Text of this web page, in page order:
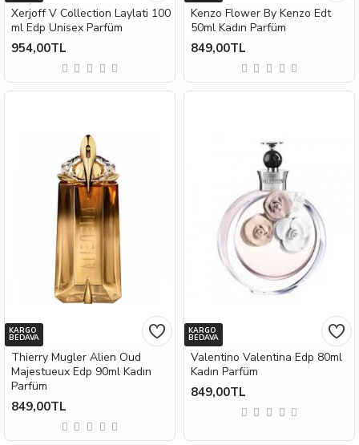
Xerjoff V Collection Laylati 100
ml Edp Unisex Parfüm
954,00TL
Kenzo Flower By Kenzo Edt
50ml Kadın Parfüm
849,00TL
KARGO
BEDAVA
Thierry Mugler Alien Oud
Majestueux Edp 90ml Kadın
Parfüm
849,00TL
KARGO
BEDAVA
Valentino Valentina Edp 80ml
Kadın Parfüm
849,00TL